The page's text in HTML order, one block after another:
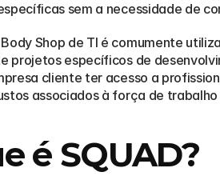
sem a necessidade de
Shop de TI é comumente
projetos específicos de
cliente ter acesso a
associados à força de
é SQUAD?